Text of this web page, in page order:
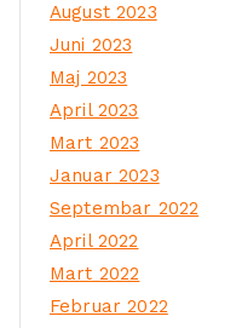
August 2023
Juni 2023
Maj 2023
April 2023
Mart 2023
Januar 2023
Septembar 2022
April 2022
Mart 2022
Februar 2022